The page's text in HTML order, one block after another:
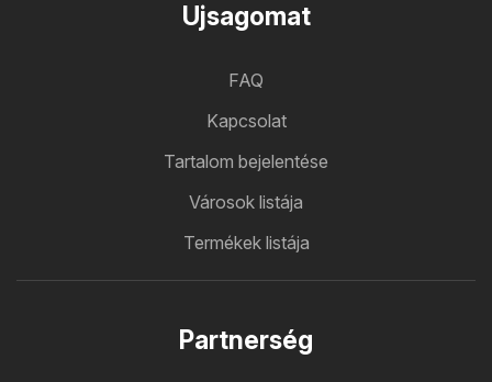
Ujsagomat
FAQ
Kapcsolat
Tartalom bejelentése
Városok listája
Termékek listája
Partnerség